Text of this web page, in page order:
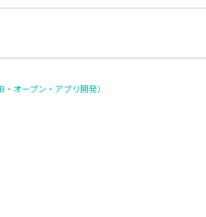
オープン・アプリ開発）